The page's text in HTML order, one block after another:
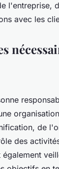
l'entreprise,
avec les
de
des